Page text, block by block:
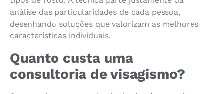
análise das particularidades de cada pessoa,
desenhando soluções que valorizam as melhores
características individuais.
Quanto custa uma
consultoria de visagismo?